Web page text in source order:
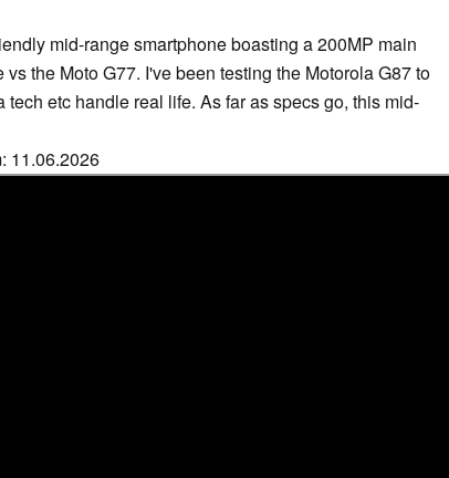
mid-range smartphone boasting a 200MP main
the Moto G77. I've been testing the Motorola G87 to
etc handle real life. As far as specs go, this mid-
11.06.2026